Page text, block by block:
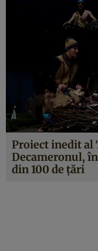
Proiect inedit al
Decameronul,
din 100 de țări